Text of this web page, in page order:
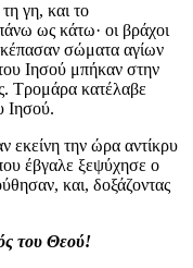
γη, και το
ως κάτω· οι βράχοι
σώματα αγίων
Ιησού μπήκαν στην
Τρομάρα κατέλαβε
Ιησού.
εκείνη την ώρα αντίκρυ
έβγαλε ξεψύχησε ο
και, δοξάζοντας
του Θεού!